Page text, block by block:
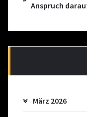
Anspruch
März 2026